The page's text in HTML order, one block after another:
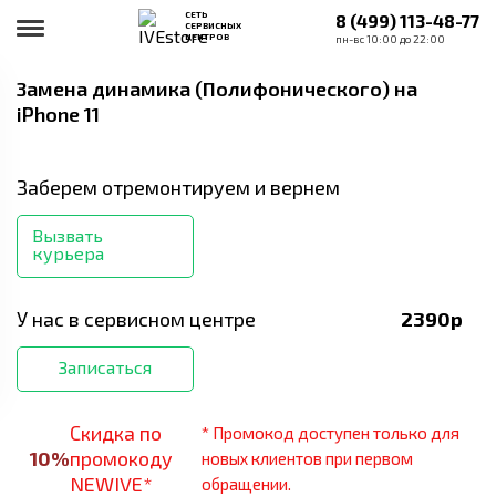
СЕТЬ
СЕРВИСНЫХ
ЦЕНТРОВ
8 (499) 113-48-77
пн-вс 10:00 до 22:00
Замена динамика (Полифонического) на
iPhone 11
Заберем отремонтируем и вернем
Вызвать
курьера
У нас в сервисном центре 2390р
Записаться
10%
Скидка по
промокоду
NEWIVE*
* Промокод доступен только для
новых клиентов при первом
обращении.